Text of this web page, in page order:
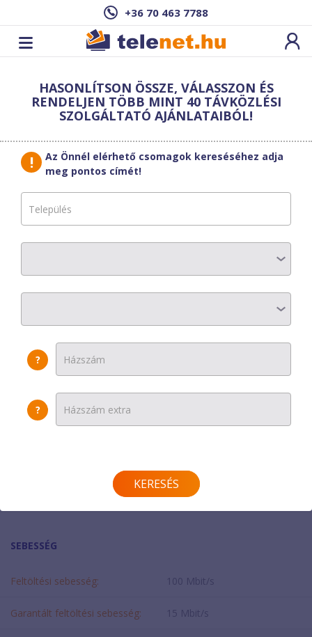
+36 70 463 7788
Ez a csomag sajnos nem elérhető az Ön
címén.Megnézem másik címen!
vissza a szolgáltatásokhoz
Moson Telecom
Média M 200 Mbit
Beltéri egység:
Egyszeri díj:
0 Ft/hó
SEBESSÉG
Feltöltési sebesség: 100 Mbit/s
Garantált feltöltési sebesség: 15 Mbit/s
HASONLÍTSON ÖSSZE, VÁLASSZON ÉS
RENDELJEN TÖBB MINT 40 TÁVKÖZLÉSI
SZOLGÁLTATÓ AJÁNLATAIBÓL!
Az Önnél elérhető csomagok kereséséhez adja
meg pontos címét!
?
?
KERESÉS